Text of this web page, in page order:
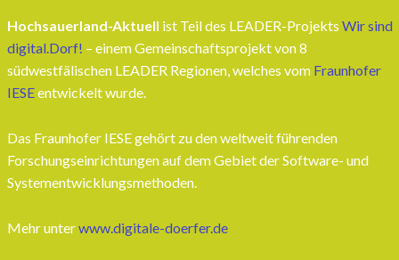
Hochsauerland-Aktuell ist Teil des LEADER-Projekts Wir sind
digital.Dorf! – einem Gemeinschaftsprojekt von 8
südwestfälischen LEADER Regionen, welches vom Fraunhofer
IESEentwickelt wurde.
Das Fraunhofer IESE gehört zu den weltweit führenden
Forschungseinrichtungen auf dem Gebiet der Software- und
Systementwicklungsmethoden.
Mehr unterwww.digitale-doerfer.de